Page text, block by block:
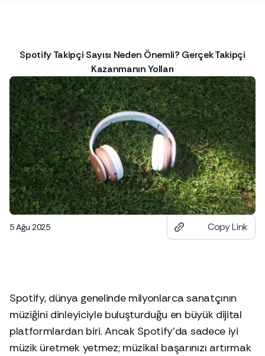
Spotify Takipçi Sayısı Neden Önemli? Gerçek Takipçi
Kazanmanın Yolları
5 Ağu 2025 Copy Link
Spotify, dünya genelinde milyonlarca sanatçının
müziğini dinleyiciyle buluşturduğu en büyük dijital
platformlardan biri. Ancak Spotify’da sadece iyi
müzik üretmek yetmez; müzikal başarınızı artırmak